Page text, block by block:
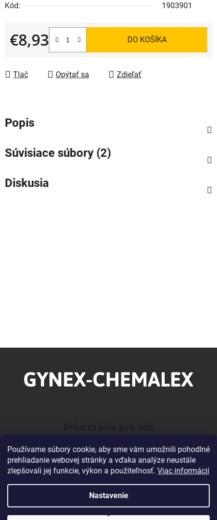
Používame súbory cookie, aby sme vám umožnili pohodlné
prehliadanie webovej stránky a vďaka analýze neustále
zlepšovali jej funkcie, výkon a použiteľnosť. Viac informácií
Nastavenie
Kód:
1903901
€8,93
Jednotková cena:
DO KOŠÍKA
Tlač Opýtať sa Zdieľať
Popis
Súvisiace súbory (2)
Diskusia
Z
O našej Firme
Veľkoobchodná spolupráca
Podmienky ochrany osobných údajov
Kontakty